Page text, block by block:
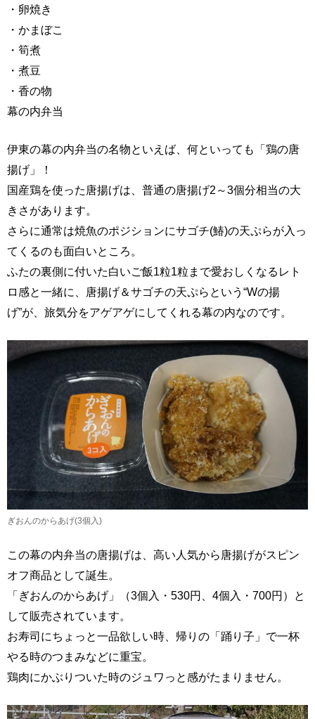
・卵焼き
・かまぼこ
・筍煮
・煮豆
・香の物
幕の内弁当
伊東の幕の内弁当の名物といえば、何といっても「鶏の唐
揚げ」！
国産鶏を使った唐揚げは、普通の唐揚げ2～3個分相当の大
きさがあります。
さらに通常は焼魚のポジションにサゴチ(鰆)の天ぷらが入っ
てくるのも面白いところ。
ふたの裏側に付いた白いご飯1粒1粒まで愛おしくなるレト
ロ感と一緒に、唐揚げ＆サゴチの天ぷらという“Wの揚
げ”が、旅気分をアゲアゲにしてくれる幕の内なのです。
ぎおんのからあげ(3個入)
この幕の内弁当の唐揚げは、高い人気から唐揚げがスピン
オフ商品として誕生。
「ぎおんのからあげ」（3個入・530円、4個入・700円）と
して販売されています。
お寿司にちょっと一品欲しい時、帰りの「踊り子」で一杯
やる時のつまみなどに重宝。
鶏肉にかぶりついた時のジュワっと感がたまりません。